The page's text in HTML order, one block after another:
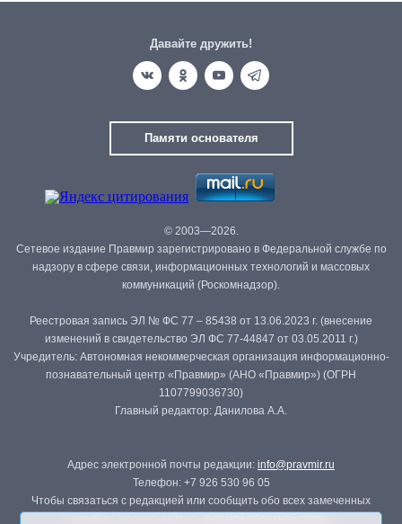
Давайте дружить!
Памяти основателя
© 2003—2026.
Сетевое издание Правмир зарегистрировано в Федеральной службе по
надзору в сфере связи, информационных технологий и массовых
коммуникаций (Роскомнадзор).
Реестровая запись ЭЛ № ФС 77 – 85438 от 13.06.2023 г. (внесение
изменений в свидетельство ЭЛ ФС 77-44847 от 03.05.2011 г.)
Учредитель: Автономная некоммерческая организация информационно-
познавательный центр «Правмир» (АНО «Правмир») (ОГРН
1107799036730)
Главный редактор: Данилова А.А.
Адрес электронной почты редакции: info@pravmir.ru
Телефон: +7 926 530 96 05
Чтобы связаться с редакцией или сообщить обо всех замеченных